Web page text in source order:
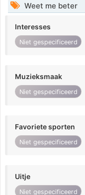
Weet me beter
Interesses
Niet gespecificeerd
Muzieksmaak
Niet gespecificeerd
Favoriete sporten
Niet gespecificeerd
Uitje
Niet gespecificeerd